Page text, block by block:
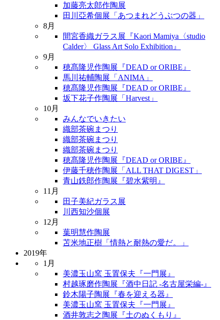
加藤亮太郎作陶展
田川亞希個展「あつまれどうぶつの器」
8月
間宮香織ガラス展『Kaori Mamiya〈studio
Calder〉 Glass Art Solo Exhibition』
9月
穂髙隆児作陶展『DEAD or ORIBE』
馬川祐輔陶展「ANIMA」
穂髙隆児作陶展『DEAD or ORIBE』
坂下花子作陶展「Harvest」
10月
みんなでいきたい
織部茶碗まつり
織部茶碗まつり
織部茶碗まつり
穂髙隆児作陶展『DEAD or ORIBE』
伊藤千穂作陶展「ALL THAT DIGEST」
青山鉄郎作陶展『碧水紫明』
11月
田子美紀ガラス展
川西知沙個展
12月
葉明慧作陶展
苫米地正樹「情熱と耐熱の愛だ。」
2019年
1月
美濃玉山窯 玉置保夫『一門展』
村越琢磨作陶展『酒中日記 -名古屋栄編-』
鈴木陽子陶展『春を迎える器』
美濃玉山窯 玉置保夫『一門展』
酒井敦志之陶展『土のぬくもり』